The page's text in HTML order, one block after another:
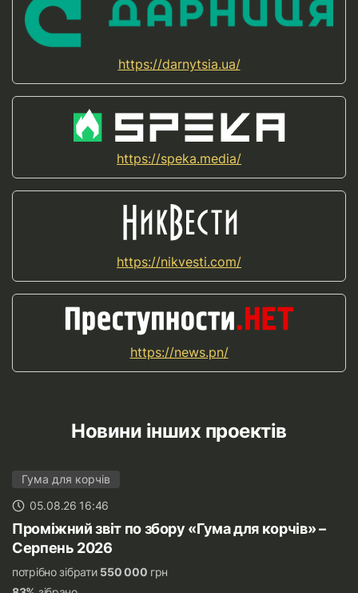
https://darnytsia.ua/
https://speka.media/
https://nikvesti.com/
https://news.pn/
Новини інших проектів
Гума для корчів
05.08.26 16:46
Проміжний звіт по збору «Гума для корчів» –
Серпень 2026
потрібно зібрати 550 000 грн